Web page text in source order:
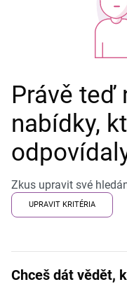
Právě teď
nabídky,
Zkus upravit své
UPRAVIT KRITÉRIA
Chceš dát vědět,